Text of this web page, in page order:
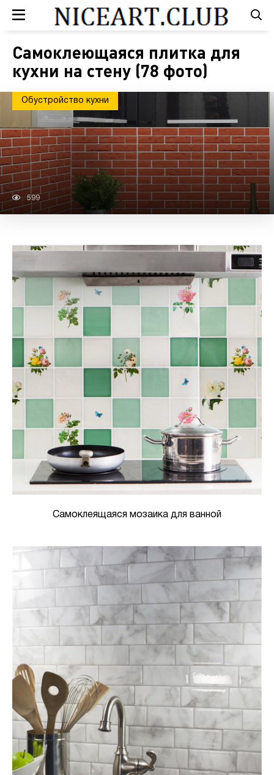
Самоклеющаяся плитка для
кухни на стену (78 фото)
Обустройство кухни
599
Самоклеящаяся мозаика для ванной